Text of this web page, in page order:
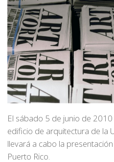
El sábado 5 de junio de 2010
edificio de arquitectura de la
llevará a cabo la
Puerto Rico.